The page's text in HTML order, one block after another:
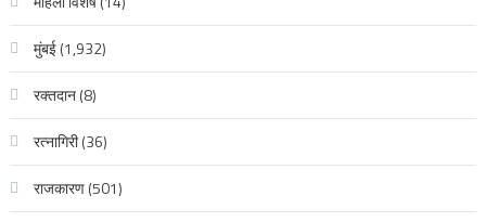
मुंबई(1,932)
रक्‍तदान(8)
रत्नागिरी(36)
राजकारण(501)